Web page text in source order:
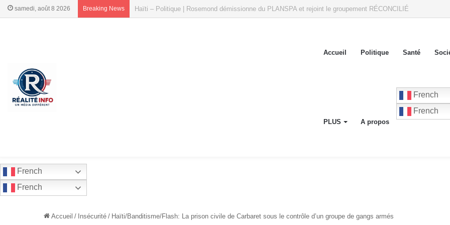
samedi, août 8 2026 Breaking News Haïti : les Acteurs Favorables à la Cour de Cassation annoncent une mobilisation contre le gouvernement à
Accueil Politique Santé
PLUS A propos
French
French
French
French
Accueil / Insécurité / Haïti/Banditisme/Flash: La prison civile de Carbaret sous le contrôle d’un groupe de gangs armés